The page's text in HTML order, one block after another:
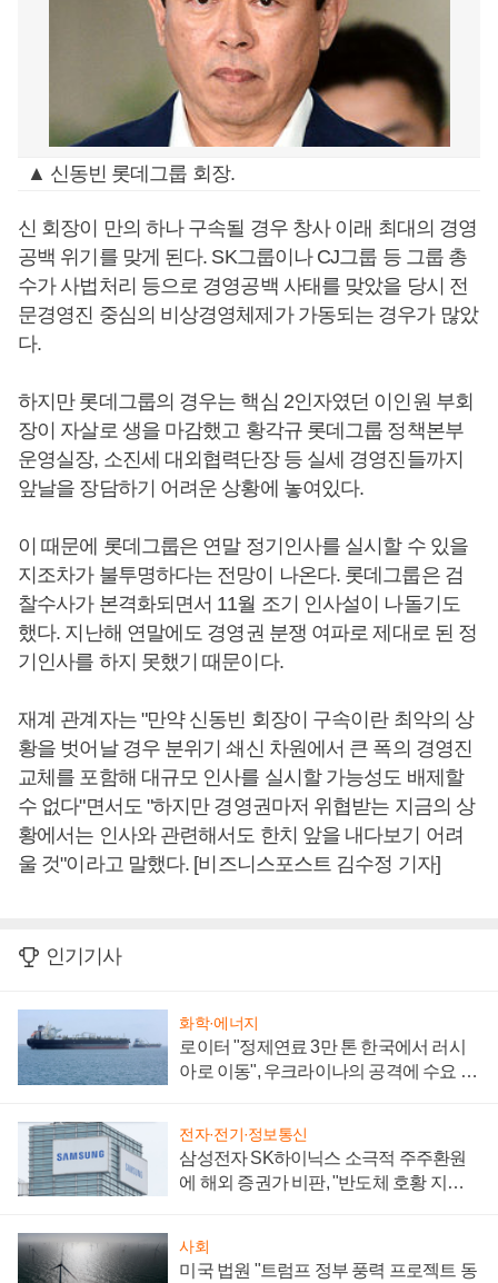
▲ 신동빈 롯데그룹 회장.
신 회장이 만의 하나 구속될 경우 창사 이래 최대의 경영
공백 위기를 맞게 된다. SK그룹이나 CJ그룹 등 그룹 총
수가 사법처리 등으로 경영공백 사태를 맞았을 당시 전
문경영진 중심의 비상경영체제가 가동되는 경우가 많았
다.
하지만 롯데그룹의 경우는 핵심 2인자였던 이인원 부회
장이 자살로 생을 마감했고 황각규 롯데그룹 정책본부
운영실장, 소진세 대외협력단장 등 실세 경영진들까지
앞날을 장담하기 어려운 상황에 놓여있다.
이 때문에 롯데그룹은 연말 정기인사를 실시할 수 있을
지조차가 불투명하다는 전망이 나온다. 롯데그룹은 검
찰수사가 본격화되면서 11월 조기 인사설이 나돌기도
했다. 지난해 연말에도 경영권 분쟁 여파로 제대로 된 정
기인사를 하지 못했기 때문이다.
재계 관계자는 "만약 신동빈 회장이 구속이란 최악의 상
황을 벗어날 경우 분위기 쇄신 차원에서 큰 폭의 경영진
교체를 포함해 대규모 인사를 실시할 가능성도 배제할
수 없다"면서도 "하지만 경영권마저 위협받는 지금의 상
황에서는 인사와 관련해서도 한치 앞을 내다보기 어려
울 것"이라고 말했다. [비즈니스포스트 김수정 기자]
인기기사
화학·에너지
로이터 "정제연료 3만 톤 한국에서 러시
아로 이동", 우크라이나의 공격에 수요 늘
전자·전기·정보통신
삼성전자 SK하이닉스 소극적 주주환원
에 해외 증권가 비판, "반도체 호황 지속
사회
미국 법원 "트럼프 정부 풍력 프로젝트 동